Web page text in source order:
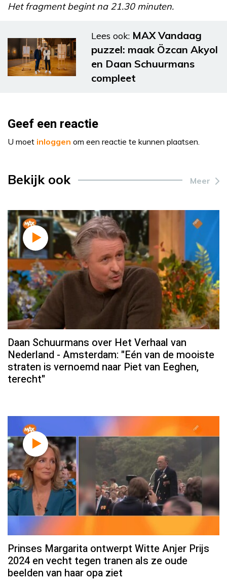
Het fragment begint na 21.30 minuten.
Lees ook: MAX Vandaag
puzzel: maak Özcan Akyol
en Daan Schuurmans
compleet
Geef een reactie
U moet inloggen om een reactie te kunnen plaatsen.
Bekijk ook Meer
Daan Schuurmans over Het Verhaal van
Nederland - Amsterdam: "Eén van de mooiste
straten is vernoemd naar Piet van Eeghen,
terecht"
Prinses Margarita ontwerpt Witte Anjer Prijs
2024 en vecht tegen tranen als ze oude
beelden van haar opa ziet